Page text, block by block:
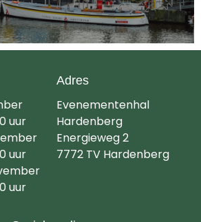
uur
uur
uur
Adres
Evenementenhal
Hardenberg
Energieweg 2
7772 TV Hardenberg